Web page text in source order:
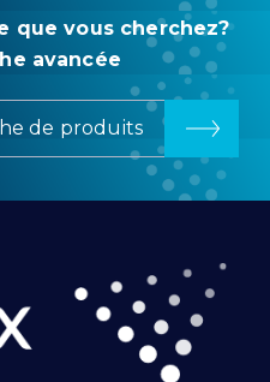
que vous cherchez?
avancée
de produits